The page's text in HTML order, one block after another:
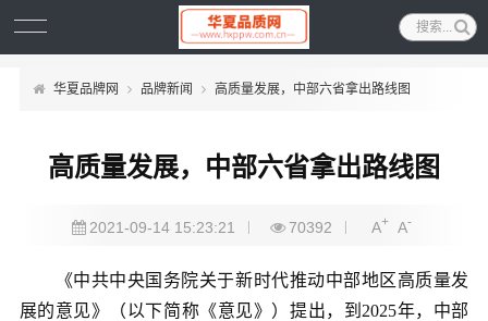
华夏品牌网 品牌新闻 高质量发展，中部六省拿出路线图
高质量发展，中部六省拿出路线图
2021-09-14 15:23:21 70392 A+ A-
《中共中央国务院关于新时代推动中部地区高质量发
展的意见》（以下简称《意见》）提出，到2025年，中部